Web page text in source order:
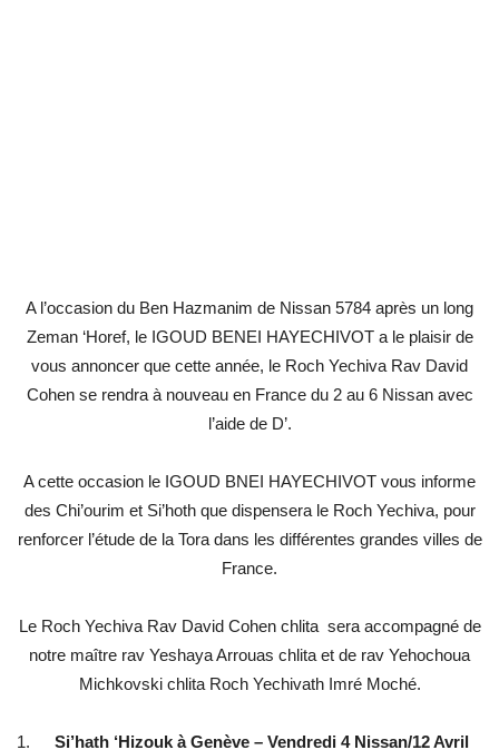
A l’occasion du Ben Hazmanim de Nissan 5784 après un long
Zeman ‘Horef, le IGOUD BENEI HAYECHIVOT a le plaisir de
vous annoncer que cette année, le Roch Yechiva Rav David
Cohen se rendra à nouveau en France du 2 au 6 Nissan avec
l’aide de D’.
A cette occasion le IGOUD BNEI HAYECHIVOT vous informe
des Chi’ourim et Si’hoth que dispensera le Roch Yechiva, pour
renforcer l’étude de la Tora dans les différentes grandes villes de
France.
Le Roch Yechiva Rav David Cohen chlita sera accompagné de
notre maître rav Yeshaya Arrouas chlita et de rav Yehochoua
Michkovski chlita Roch Yechivath Imré Moché.
Si’hath ‘Hizouk à Genève – Vendredi 4 Nissan/12 Avril